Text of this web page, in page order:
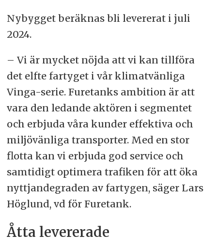
Nybygget beräknas bli levererat i juli
2024.
– Vi är mycket nöjda att vi kan tillföra
det elfte fartyget i vår klimatvänliga
Vinga-serie. Furetanks ambition är att
vara den ledande aktören i segmentet
och erbjuda våra kunder effektiva och
miljövänliga transporter. Med en stor
flotta kan vi erbjuda god service och
samtidigt optimera trafiken för att öka
nyttjandegraden av fartygen, säger Lars
Höglund, vd för Furetank.
Åtta levererade